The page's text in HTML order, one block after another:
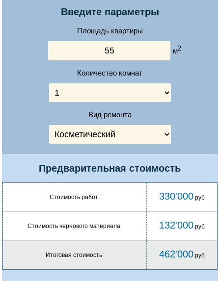
Введите параметры
Площадь квартиры
м2
Количество комнат
Вид ремонта
Предварительная стоимость
Стоимость работ: 330'000 руб
Стоимость чернового материала: 132'000 руб
Итоговая стоимость: 462'000 руб